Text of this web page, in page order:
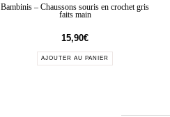
Bambinis – Chaussons souris en crochet gris
faits main
15,90€
AJOUTER AU PANIER